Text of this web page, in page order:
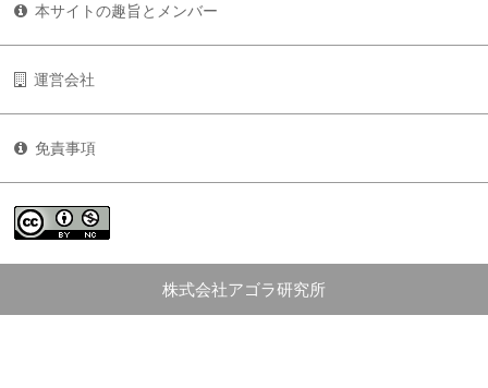
本サイトの趣旨とメンバー
運営会社
免責事項
株式会社アゴラ研究所